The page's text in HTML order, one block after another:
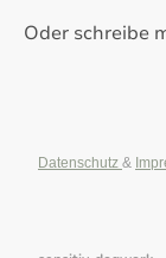
Oder schreibe
Datenschutz &